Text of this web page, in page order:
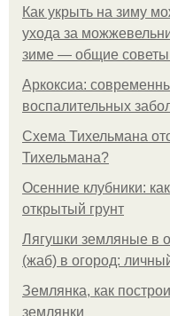
Как укрыть на зиму
ухода за
зиме — общие советы
Аркоксиа:
воспалительных
Схема Тихельмана
Тихельмана?
Осенние клубники:
открытый грунт
Лягушки земляные в
(жаб) в огород:
Землянка, как
землянки